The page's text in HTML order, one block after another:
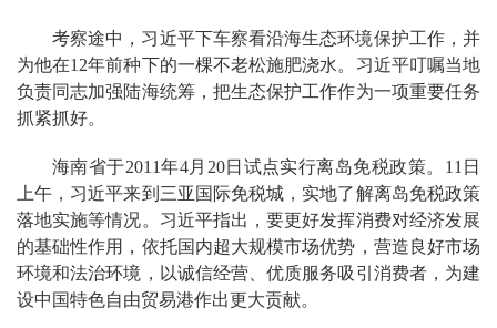
考察途中，习近平下车察看沿海生态环境保护工作，并
为他在12年前种下的一棵不老松施肥浇水。习近平叮嘱当地
负责同志加强陆海统筹，把生态保护工作作为一项重要任务
抓紧抓好。
海南省于2011年4月20日试点实行离岛免税政策。11日
上午，习近平来到三亚国际免税城，实地了解离岛免税政策
落地实施等情况。习近平指出，要更好发挥消费对经济发展
的基础性作用，依托国内超大规模市场优势，营造良好市场
环境和法治环境，以诚信经营、优质服务吸引消费者，为建
设中国特色自由贸易港作出更大贡献。